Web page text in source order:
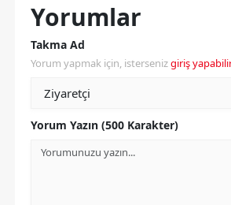
Yorumlar
Takma Ad
Yorum yapmak için, istersenizgiriş
Yorum Yazın (500 Karakter)